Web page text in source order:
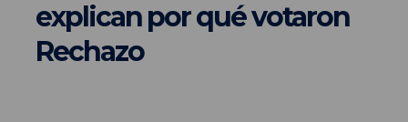
explican por qué votaron
Rechazo